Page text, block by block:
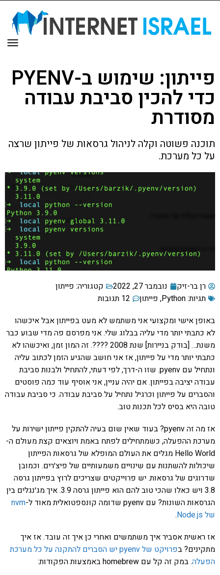
פייתון: שימוש ב-PYENV
כדי להכין סביבת עבודה
מסודרת
תוכנה פשוטה וקלה לניהול גרסאות של פייתון שרצה
על כל מערכת.
רן בר-זיק נובמבר 27, 2022 קטגוריה: פייתון
תגיות:Python
, פייתון
12 תגובות
באופן אישי ומקצועי אני משתמש לא מעט בפייתון אבל איכשהו
לא כתבתי יותר מדי עליה בבלוג שלי. אני מפרסם פה מדי שבוע כבר
משנת… [בודק בניירות] שנת 2008 ????. זה המון זמן, ואיכשהו לא
כתבתי יותר מדי על פייתון, אז אני חושב שהגיע הזמן לכתוב עליה
ונתחיל עם pyenv. שזו ה-דרך, לפי דעתי, להתחיל ולבנות סביבת
עבודה יציבה בפייתון. אם יהיה עניין, אני אוסיף עוד כמה פוסטים
והסברים על פייתון וכרגיל נתחיל על סביבת עבודה. כי סביבת עבודה
טובה היא בסיס לכל תכנות טוב.
אז מה זה pyenv? בעוד שאין שום בעיה להתקין פייתון ישירות על
מערכת ההפעלה, כשמתחילים לפתח באמת ויוצאים קצת מעולם ה-
Hello World מגלים את העולם המופלא של גרסאות הפייתון
שיכולות להשתנות עם שינויים משמעותיים של פיצ׳רים. וכמובן
שדרוגים של גרסאות. יש פרוייקטים שצריכים לרוץ בפייתון גרסה
3.8 ויש כאלו שהכי טוב להם הוא פייתון גרסה 3.9. איך מג׳נגלים בין
הגרסאות השונות? עם pyenv שדומה קונספטואלית מאוד ל-
nvm
של Node.js
.
אז ראשית אסביר איך משתמשים ואחרי כן איך זה עובד. אז איך
מתקינים? ב
פרויקט של pyenv יש הסברים להתקנה על כל מערכת
הפעלה. במק זה קל עם homebrew באמצעות הפקודות: